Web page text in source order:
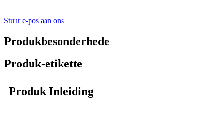
Stuur e-pos aan ons
Produkbesonderhede
Produk-etikette
Produk Inleiding